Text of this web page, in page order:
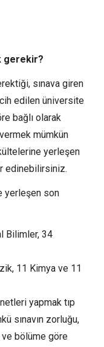
gerekir?
sınava giren
edilen üniversite
bağlı olarak
mümkün
yerleşen
edinebilirsiniz.
yerleşen son
Bilimler, 34
11 Kimya ve 11
yapmak tıp
sınavın zorluğu,
bölüme göre